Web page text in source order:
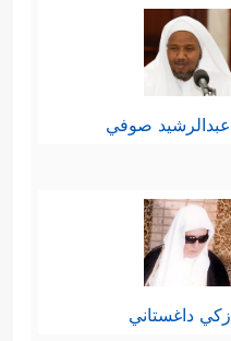
عبدالرشيد صوفي
زكي داغستاني